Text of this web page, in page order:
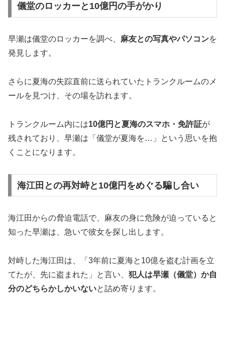
儀堂のロッカーと10億円の手がかり
早瀬は儀堂のロッカーを調べ、 麻友との写真やパソコンを
発見します。
さらに夏海の失踪直前に送られていたトランクルームのメ
ールを見つけ、その場を訪れます。
トランクルーム内には10億円と夏海のスマホ・免許証が
残されており、早瀬は「儀堂が夏海を…」という思いを抱
くことになります。
海江田との再対峙と10億円をめぐる騙し合い
海江田からの脅迫電話で、麻友の身に危険が迫っていると
知った早瀬は、急いで彼女を探し出します。
対峙した海江田は、「3年前に夏海と10億を盗む計画を立
てたが、先に盗まれた」と言い、 犯人は早瀬（儀堂）か自
分のどちらかしかいないと詰め寄ります。